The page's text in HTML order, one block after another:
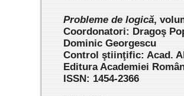
Probleme de logică,
Coordonatori: Dragoş
Dominic Georgescu
Control ştiinţific: Acad.
Editura Academiei
ISSN: 1454-2366